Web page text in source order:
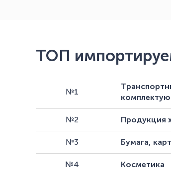
ТОП
№1
№2 Продукция
№3 Бумага,
№4 Косметика